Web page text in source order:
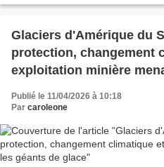
Glaciers d'Amérique du
protection, changement
exploitation minière
Publié le 11/04/2026 à 10:18
Par caroleone